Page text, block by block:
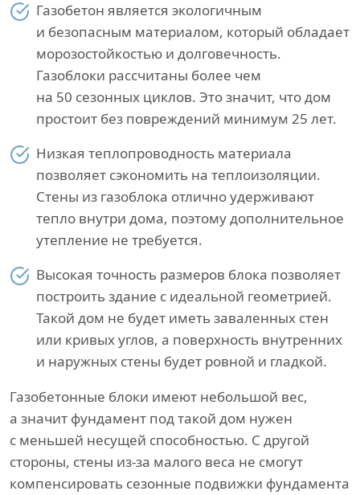
Газобетон является экологичным
и безопасным материалом, который обладает
морозостойкостью и долговечность.
Газоблоки рассчитаны более чем
на 50 сезонных циклов. Это значит, что дом
простоит без повреждений минимум 25 лет.
Низкая теплопроводность материала
позволяет сэкономить на теплоизоляции.
Стены из газоблока отлично удерживают
тепло внутри дома, поэтому дополнительное
утепление не требуется.
Высокая точность размеров блока позволяет
построить здание с идеальной геометрией.
Такой дом не будет иметь заваленных стен
или кривых углов, а поверхность внутренних
и наружных стены будет ровной и гладкой.
Газобетонные блоки имеют небольшой вес,
а значит фундамент под такой дом нужен
с меньшей несущей способностью. С другой
стороны, стены из-за малого веса не смогут
компенсировать сезонные подвижки фундамента